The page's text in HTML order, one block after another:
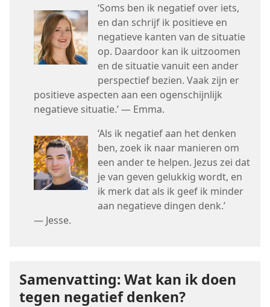
‘Soms ben ik negatief over iets,
en dan schrijf ik positieve en
negatieve kanten van de situatie
op. Daardoor kan ik uitzoomen
en de situatie vanuit een ander
perspectief bezien. Vaak zijn er
positieve aspecten aan een ogenschijnlijk
negatieve situatie.’ — Emma.
‘Als ik negatief aan het denken
ben, zoek ik naar manieren om
een ander te helpen. Jezus zei dat
je van geven gelukkig wordt, en
ik merk dat als ik geef ik minder
aan negatieve dingen denk.’
— Jesse.
Samenvatting: Wat kan ik doen
tegen negatief denken?